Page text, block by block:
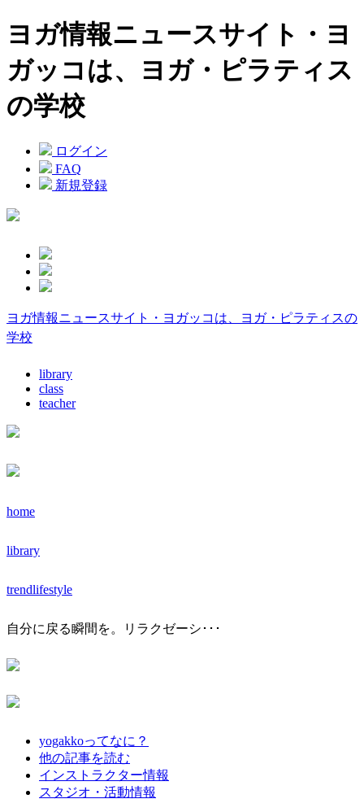
ヨガ情報ニュースサイト・ヨ
ガッコは、ヨガ・ピラティス
の学校
ログイン
FAQ
新規登録
ヨガ情報ニュースサイト・ヨガッコは、ヨガ・ピラティスの
学校
library
class
teacher
home
library
trendlifestyle
自分に戻る瞬間を。リラクゼーシ･･･
yogakkoってなに？
他の記事を読む
インストラクター情報
スタジオ・活動情報